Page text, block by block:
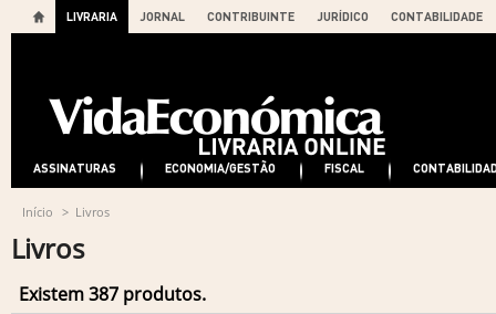
LIVRARIA JORNAL CONTRIBUINTE JURÍDICO CONTABILIDADE
ASSINATURAS ECONOMIA/GESTÃO FISCAL
Início > Livros
Livros
Existem 387 produtos.